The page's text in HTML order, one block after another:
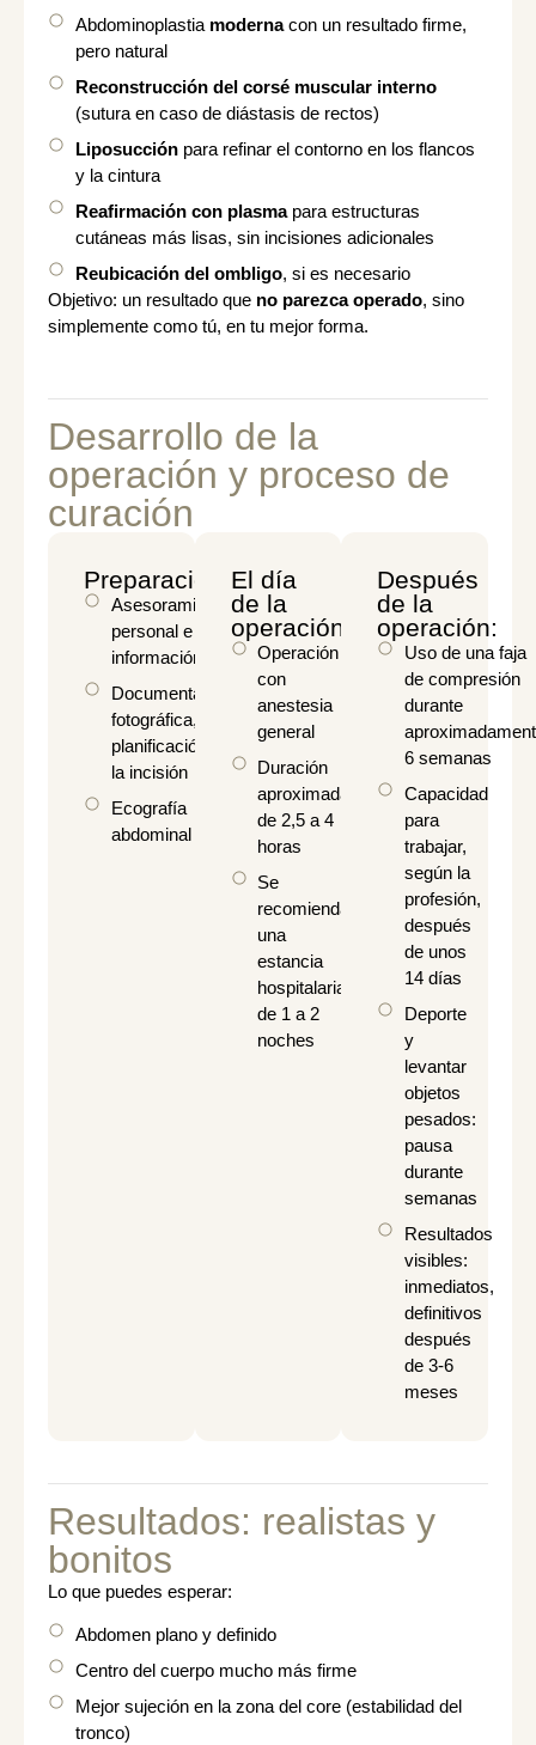
Abdominoplastia modernacon un resultado firme,
pero natural
Reconstrucción del corsé muscular interno
(sutura en caso de diástasis de rectos)
Liposucciónpara refinar el contorno en los flancos
y la cintura
Reafirmación con plasmapara estructuras
cutáneas más lisas, sin incisiones adicionales
Reubicación del ombligo, si es necesario
Objetivo: un resultado que no parezca operado, sino
simplemente como tú, en tu mejor forma.
Desarrollo de la
operación y proceso de
curación
Preparación
Asesoramiento
personal e
información
Documentación
fotográfica,
planificación de
la incisión
Ecografía
abdominal
El día
de la
operación
Operación
con
anestesia
general
Duración
aproximada
de 2,5 a 4
horas
Se
recomienda
una
estancia
hospitalaria
de 1 a 2
noches
Después
de la
operación:
Uso de una faja
de compresión
durante
6 semanas
Capacidad
para
trabajar,
según la
profesión,
después
de unos
14 días
Deporte
y
levantar
objetos
pesados:
pausa
durante
semanas
Resultados
visibles:
inmediatos,
definitivos
después
de 3-6
meses
Resultados: realistas y
bonitos
Lo que puedes esperar:
Abdomen plano y definido
Centro del cuerpo mucho más firme
Mejor sujeción en la zona del core (estabilidad del
tronco)